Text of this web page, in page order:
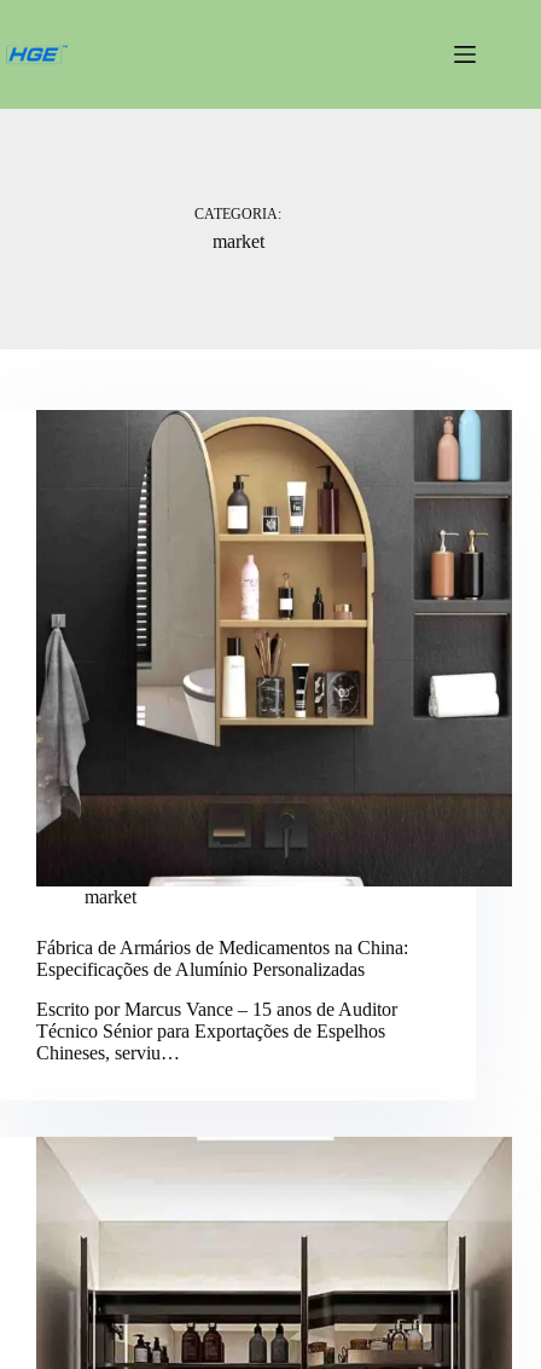
o
CATEGORIA:
market
market
Fábrica de Armários de Medicamentos na China:
Especificações de Alumínio Personalizadas
Escrito por Marcus Vance – 15 anos de Auditor
Técnico Sénior para Exportações de Espelhos
Chineses, serviu…